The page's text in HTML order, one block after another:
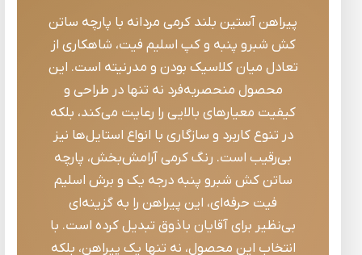
پیراهن آستین بلند کرمی مردانه با پارچه ساتن
کش شبرو پنبه و کپ اسلیم فیت، شاهکاری از
تعادل میان کلاسیک بودن و مدرنیته است. این
محصول منحصربه‌فرد نه تنها در طراحی و
کیفیت معیارهای بالایی را رعایت می‌کند، بلکه
در تنوع کاربرد و سازگاری با انواع استایل‌ها نیز
بی‌رقیب است. رنگ کرمی آرامش‌بخش، پارچه
ساتن کش شبرو پنبه درجه یک و برش اسلیم
فیت حرفه‌ای، این پیراهن را به گزینه‌ای
بی‌نظیر برای آقایان باذوق تبدیل کرده است. با
انتخاب این محصول، نه تنها یک پیراهن، بلکه